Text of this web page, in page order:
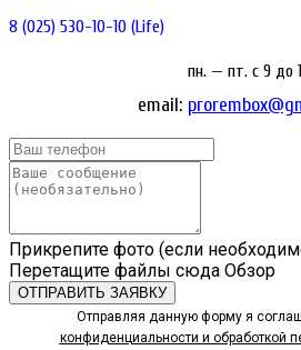
8 (025) 530-10-10 (Life)
пн. — пт. c 9 до
email:
Прикрепите фото (если
Перетащите файлы сюда Обзор
ОТПРАВИТЬ ЗАЯВКУ
Отправляя данную форму я
конфиденциальности и обработкой